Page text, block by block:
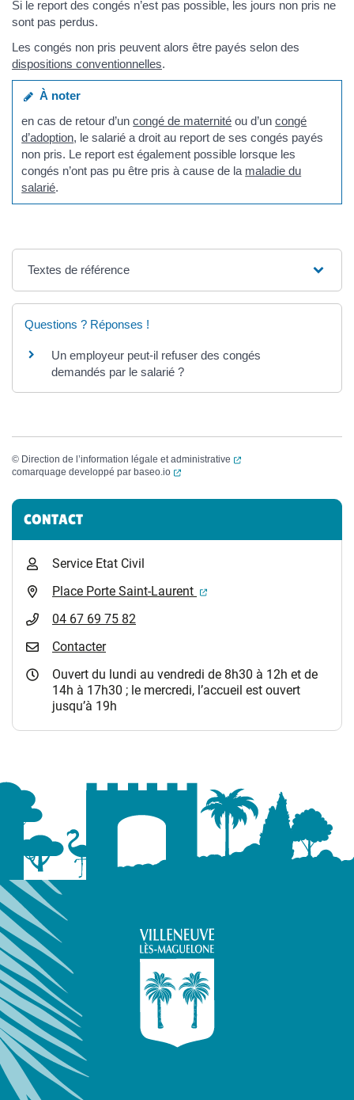
Si le report des congés n’est pas possible, les jours non pris ne
sont pas perdus.
Les congés non pris peuvent alors être payés selon des
dispositions conventionnelles.
À noter
en cas de retour d’uncongé de maternité ou d’uncongé
d’adoption, le salarié a droit au report de ses congés payés
non pris. Le report est également possible lorsque les
congés n’ont pas pu être pris à cause de la maladie du
salarié.
Textes de référence
Questions ? Réponses !
Un employeur peut-il refuser des congés
demandés par le salarié ?
© Direction de l’information légale et administrative
(ouverture dans un
comarquage developpé par baseo.io (ouverture dans un nouvel onglet)
Informations complémentaires
CONTACT
Service Etat Civil
Place Porte Saint-Laurent
(ouverture dans un
04 67 69 75 82
Contacter
Ouvert du lundi au vendredi de 8h30 à 12h et de
14h à 17h30 ; le mercredi, l’accueil est ouvert
jusqu’à 19h